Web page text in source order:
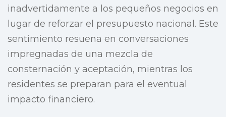
inadvertidamente a los pequeños negocios en
lugar de reforzar el presupuesto nacional. Este
sentimiento resuena en conversaciones
impregnadas de una mezcla de
consternación y aceptación, mientras los
residentes se preparan para el eventual
impacto financiero.